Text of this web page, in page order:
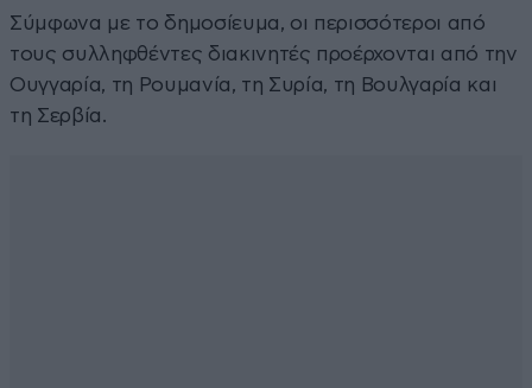
Σύμφωνα με το δημοσίευμα, οι περισσότεροι από
τους συλληφθέντες διακινητές προέρχονται από την
Ουγγαρία, τη Ρουμανία, τη Συρία, τη Βουλγαρία και
τη Σερβία.